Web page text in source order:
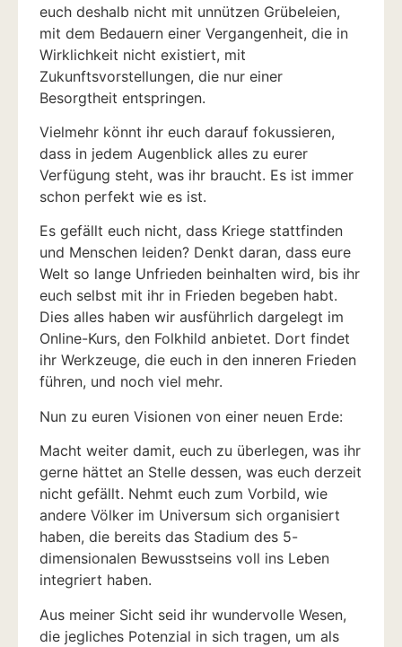
euch deshalb nicht mit unnützen Grübeleien,
mit dem Bedauern einer Vergangenheit, die in
Wirklichkeit nicht existiert, mit
Zukunftsvorstellungen, die nur einer
Besorgtheit entspringen.
Vielmehr könnt ihr euch darauf fokussieren,
dass in jedem Augenblick alles zu eurer
Verfügung steht, was ihr braucht. Es ist immer
schon perfekt wie es ist.
Es gefällt euch nicht, dass Kriege stattfinden
und Menschen leiden? Denkt daran, dass eure
Welt so lange Unfrieden beinhalten wird, bis ihr
euch selbst mit ihr in Frieden begeben habt.
Dies alles haben wir ausführlich dargelegt im
Online-Kurs, den Folkhild anbietet. Dort findet
ihr Werkzeuge, die euch in den inneren Frieden
führen, und noch viel mehr.
Nun zu euren Visionen von einer neuen Erde:
Macht weiter damit, euch zu überlegen, was ihr
gerne hättet an Stelle dessen, was euch derzeit
nicht gefällt. Nehmt euch zum Vorbild, wie
andere Völker im Universum sich organisiert
haben, die bereits das Stadium des 5-
dimensionalen Bewusstseins voll ins Leben
integriert haben.
Aus meiner Sicht seid ihr wundervolle Wesen,
die jegliches Potenzial in sich tragen, um als